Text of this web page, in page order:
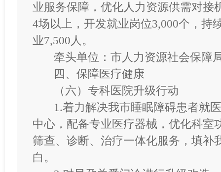
业服务保障，优化人力资源供需对接
4场以上，开发就业岗位3,000个，持
业7,500人。
牵头单位：市人力资源社会保障
四、保障医疗健康
（六）专科医院升级行动
1.着力解决我市睡眠障碍患者就
中心，配备专业医疗器械，优化科室
筛查、诊断、治疗一体化服务，填补
白。